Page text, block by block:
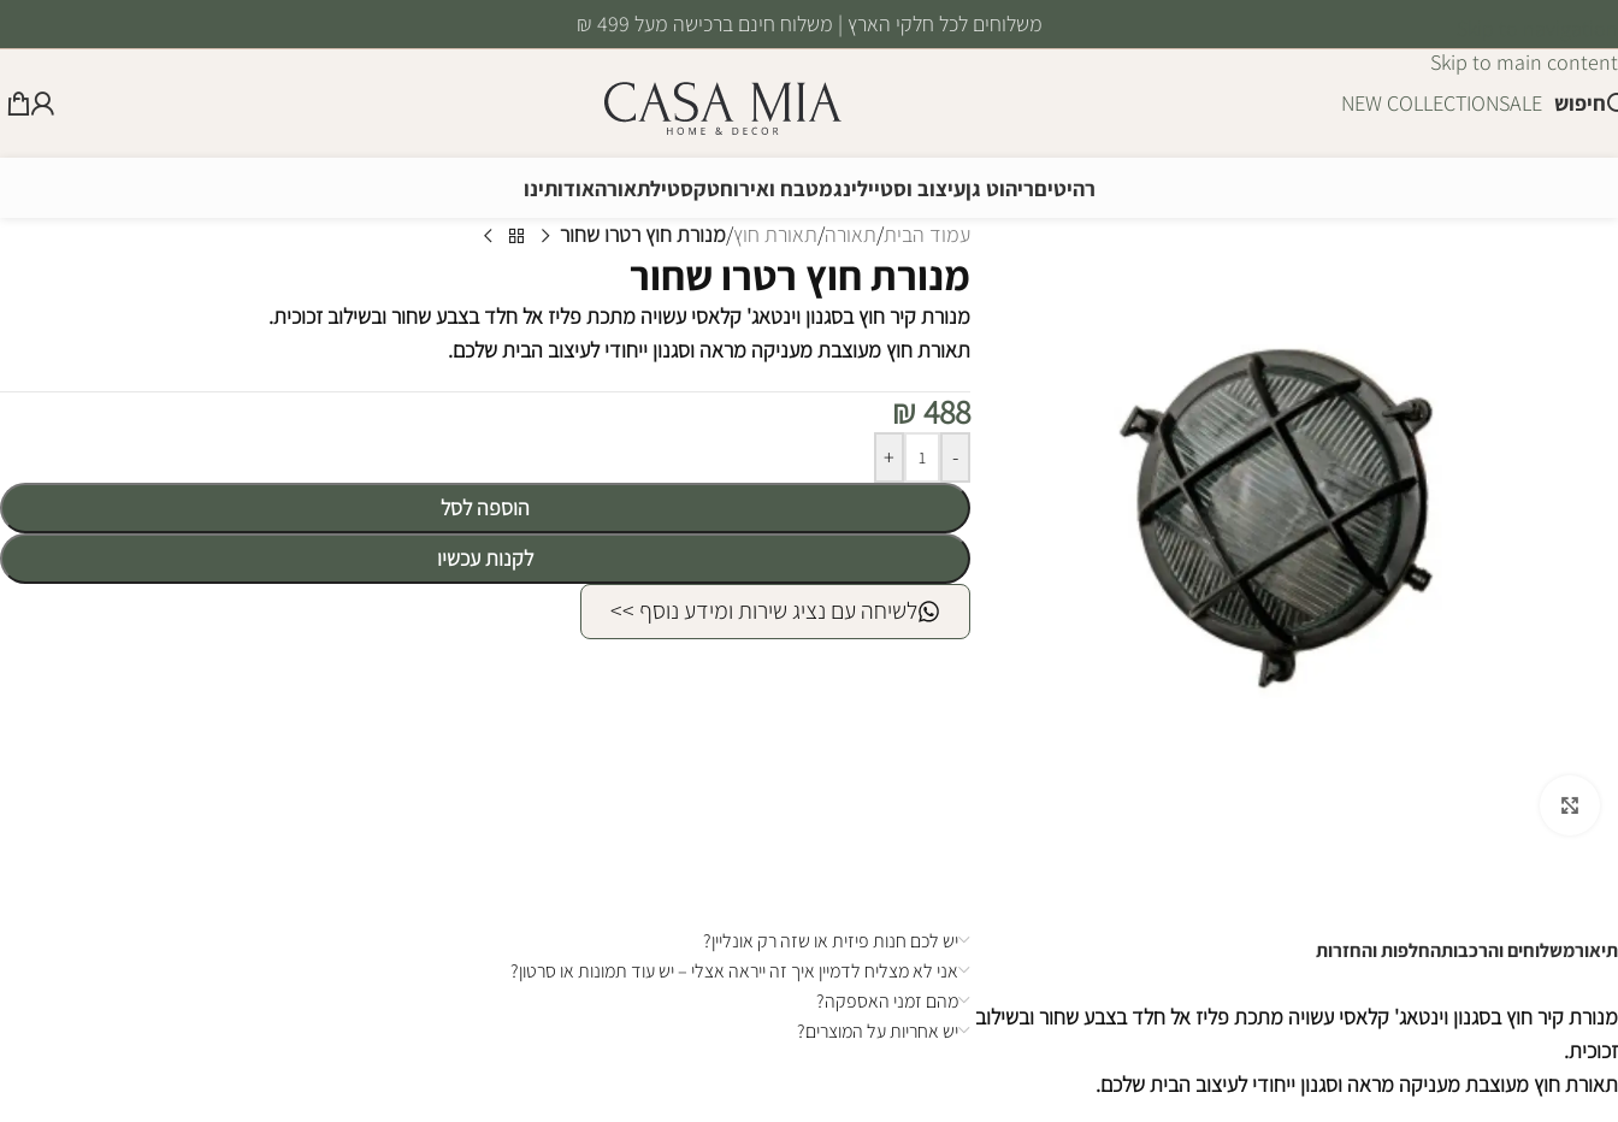
Skip to main content
משלוחים לכל חלקי הארץ | משלוח חינם ברכישה מעל 499 ₪
חיפוש SALE
NEW COLLECTION
רהיטיםריהוט גןעיצוב וסטיילינגמטבח ואירוחטקסטילתאורהאודותינו
עמוד הבית/תאורה/תאורת חוץ/מנורת חוץ רטרו שחור
מנורת חוץ רטרו שחור
מנורת קיר חוץ בסגנון וינטאג' קלאסי עשויה מתכת פליז אל חלד בצבע שחור ובשילוב זכוכית.
תאורת חוץ מעוצבת מעניקה מראה וסגנון ייחודי לעיצוב הבית שלכם.
₪488
-
+
הוספה לסל
לקנות עכשיו
Alternative:
לשיחה עם נציג שירות ומידע נוסף >>
תיאורמשלוחים והרכבותהחלפות והחזרות
מנורת קיר חוץ בסגנון וינטאג' קלאסי עשויה מתכת פליז אל חלד בצבע שחור ובשילוב
זכוכית.
תאורת חוץ מעוצבת מעניקה מראה וסגנון ייחודי לעיצוב הבית שלכם.
יש לכם חנות פיזית או שזה רק אונליין?
אני לא מצליח לדמיין איך זה ייראה אצלי – יש עוד תמונות או סרטון?
מהם זמני האספקה?
יש אחריות על המוצרים?